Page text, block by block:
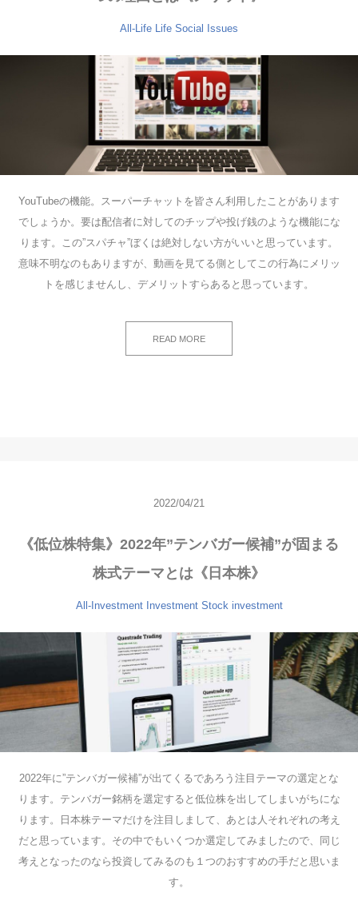
All-Life Life Social Issues
YouTubeの機能。スーパーチャットを皆さん利用したことがあります
でしょうか。要は配信者に対してのチップや投げ銭のような機能にな
ります。この”スパチャ”ぼくは絶対しない方がいいと思っています。
意味不明なのもありますが、動画を見てる側としてこの行為にメリッ
トを感じませんし、デメリットすらあると思っています。
READ MORE
2022/04/21
《低位株特集》2022年”テンバガー候補”が固まる
株式テーマとは《日本株》
All-Investment Investment Stock investment
2022年に”テンバガー候補”が出てくるであろう注目テーマの選定とな
ります。テンバガー銘柄を選定すると低位株を出してしまいがちにな
ります。日本株テーマだけを注目しまして、あとは人それぞれの考え
だと思っています。その中でもいくつか選定してみましたので、同じ
考えとなったのなら投資してみるのも１つのおすすめの手だと思いま
す。